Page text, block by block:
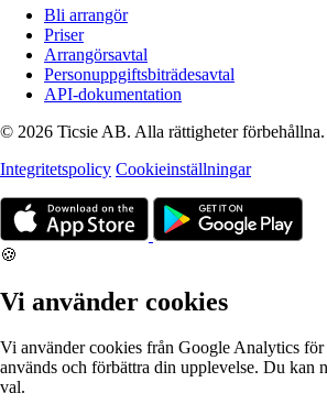
Bli arrangör
Priser
Arrangörsavtal
Personuppgiftsbiträdesavtal
API-dokumentation
© 2026 Ticsie AB. Alla rättigheter förbehållna.
Integritetspolicy Cookieinställningar
🍪
Vi använder cookies
Vi använder cookies från Google Analytics för
används och förbättra din upplevelse. Du kan
val.